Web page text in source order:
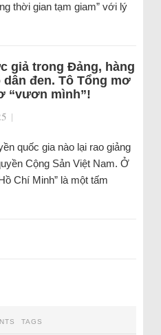
thời gian tạm giam” với lý
giả trong Đảng, hàng
dân đen. Tô Tổng mơ
“vươn mình”!
|
quốc gia nào lại rao giảng
Cộng Sản Việt Nam. Ở
Chí Minh” là một tấm
TAGS